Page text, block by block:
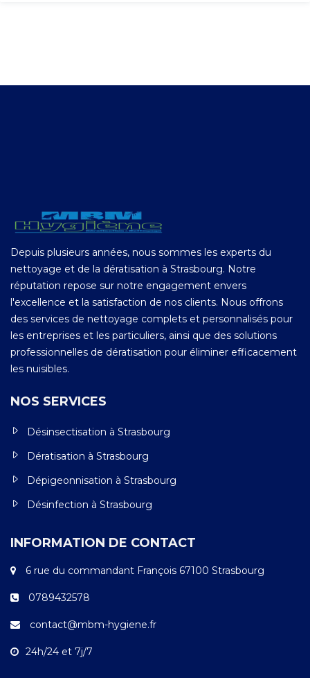
Depuis plusieurs années, nous sommes les experts du
nettoyage et de la dératisation à Strasbourg. Notre
réputation repose sur notre engagement envers
l'excellence et la satisfaction de nos clients. Nous offrons
des services de nettoyage complets et personnalisés pour
les entreprises et les particuliers, ainsi que des solutions
professionnelles de dératisation pour éliminer efficacement
les nuisibles.
NOS SERVICES
Désinsectisation à Strasbourg
Dératisation à Strasbourg
Dépigeonnisation à Strasbourg
Désinfection à Strasbourg
INFORMATION DE CONTACT
6 rue du commandant François 67100 Strasbourg
0789432578
contact@mbm-hygiene.fr
24h/24 et 7j/7